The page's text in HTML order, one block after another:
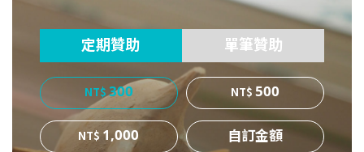
定期贊助 單筆贊助
300
500
1,000